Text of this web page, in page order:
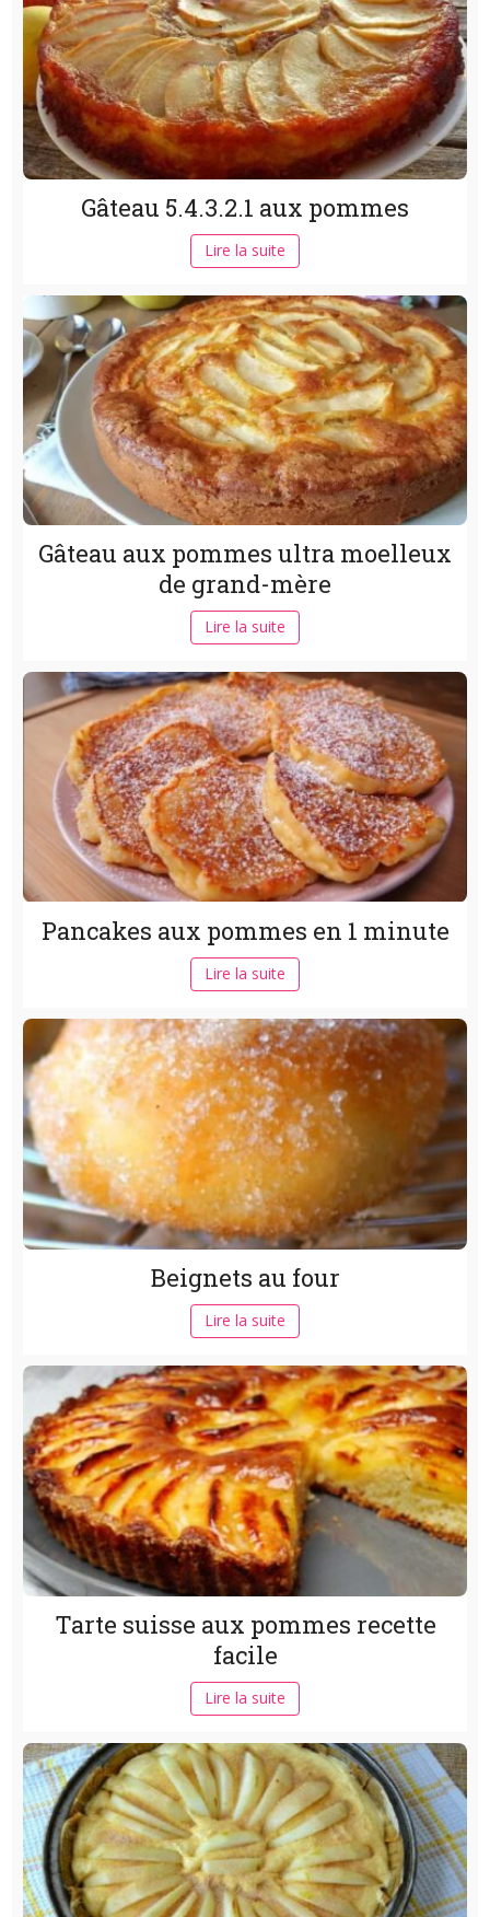
Gâteau 5.4.3.2.1 aux pommes
Lire la suite
Gâteau aux pommes ultra moelleux
de grand-mère
Lire la suite
Pancakes aux pommes en 1 minute
Lire la suite
Beignets au four
Lire la suite
Tarte suisse aux pommes recette
facile
Lire la suite